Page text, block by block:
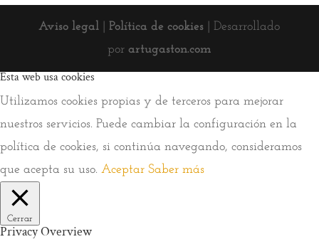
Aviso legal |Política de cookies | Desarrollado
por artugaston.com
Esta web usa cookies
Utilizamos cookies propias y de terceros para mejorar
nuestros servicios. Puede cambiar la configuración en la
política de cookies, si continúa navegando, consideramos
que acepta su uso. Aceptar Saber más
Cerrar
Privacy Overview